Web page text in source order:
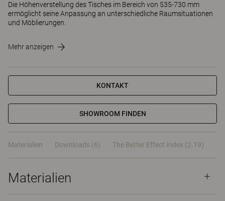
Die Höhenverstellung des Tisches im Bereich von 535-730 mm
ermöglicht seine Anpassung an unterschiedliche Raumsituationen
und Möblierungen.
Mehr anzeigen
KONTAKT
SHOWROOM FINDEN
Materialien Downloads (6) The Better Effect Index (2.19)
Materialien